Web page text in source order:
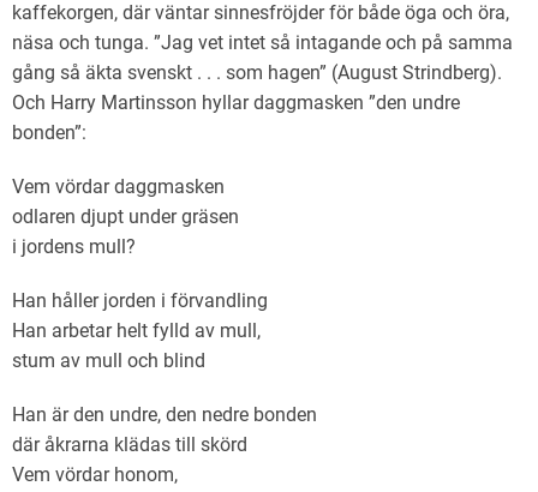
kaffekorgen, där väntar sinnesfröjder för både öga och öra,
näsa och tunga. ”Jag vet intet så intagande och på samma
gång så äkta svenskt . . . som hagen” (August Strindberg).
Och Harry Martinsson hyllar daggmasken ”den undre
bonden”:
Vem vördar daggmasken
odlaren djupt under gräsen
i jordens mull?
Han håller jorden i förvandling
Han arbetar helt fylld av mull,
stum av mull och blind
Han är den undre, den nedre bonden
där åkrarna klädas till skörd
Vem vördar honom,